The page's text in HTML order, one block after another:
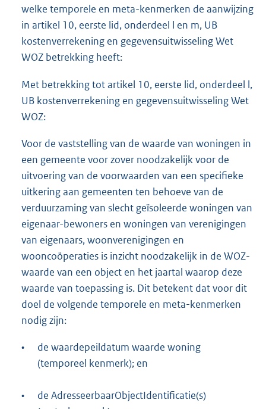
welke temporele en meta-kenmerken de aanwijzing
in artikel 10, eerste lid, onderdeel l en m, UB
kostenverrekening en gegevensuitwisseling Wet
WOZ betrekking heeft:
Met betrekking tot artikel 10, eerste lid, onderdeel l,
UB kostenverrekening en gegevensuitwisseling Wet
WOZ:
Voor de vaststelling van de waarde van woningen in
een gemeente voor zover noodzakelijk voor de
uitvoering van de voorwaarden van een specifieke
uitkering aan gemeenten ten behoeve van de
verduurzaming van slecht geïsoleerde woningen van
eigenaar-bewoners en woningen van verenigingen
van eigenaars, woonverenigingen en
wooncoöperaties is inzicht noodzakelijk in de WOZ-
waarde van een object en het jaartal waarop deze
waarde van toepassing is. Dit betekent dat voor dit
doel de volgende temporele en meta-kenmerken
nodig zijn:
•
de waardepeildatum waarde woning
(temporeel kenmerk); en
•
de AdresseerbaarObjectIdentificatie(s)